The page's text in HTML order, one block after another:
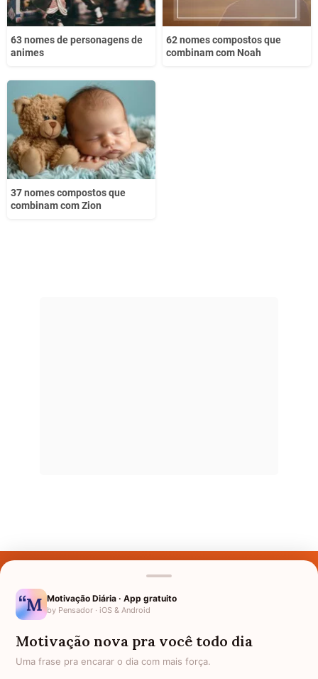
63 nomes de personagens de
animes
62 nomes compostos que
combinam com Noah
37 nomes compostos que
combinam com Zion
Nomes pelo Mundo
Motivação Diária · App gratuito
by Pensador · iOS & Android
Motivação nova pra você todo dia
Uma frase pra encarar o dia com mais força.